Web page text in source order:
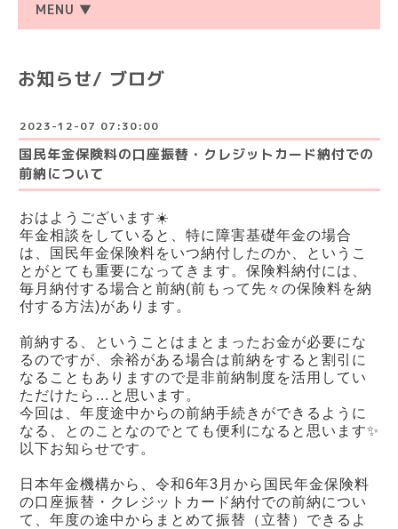
MENU ▼
お知らせ/ ブログ
2023-12-07 07:30:00
国民年金保険料の口座振替・クレジットカード納付での
前納について
おはようございます☀️
年金相談をしていると、特に障害基礎年金の場合
は、国民年金保険料をいつ納付したのか、というこ
とがとても重要になってきます。保険料納付には、
毎月納付する場合と前納(前もって先々の保険料を納
付する方法)があります。
前納する、ということはまとまったお金が必要にな
るのですが、余裕がある場合は前納をすると割引に
なることもありますので是非前納制度を活用してい
ただけたら…と思います。
今回は、年度途中からの前納手続きができるように
なる、とのことなのでとても便利になると思います✨
以下お知らせです。
日本年金機構から、令和6年3月から国民年金保険料
の口座振替・クレジットカード納付での前納につい
て、年度の途中からまとめて振替（立替）できるよ